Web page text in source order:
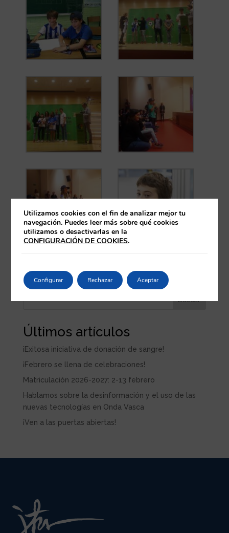
Buscar
Últimos artículos
¡Exitosa iniciativa de donación de sangre!
¡Febrero se llena de celebraciones!
Matriculación 2026-2027: 2-13 febrero
Hablamos sobre la desinformación y el uso de las
nuevas tecnologías en Onda Vasca
¡Ven a las puertas abiertas!
Utilizamos cookies con el fin de analizar mejor tu
navegación. Puedes leer más sobre qué cookies
utilizamos o desactivarlas en la
CONFIGURACIÓN DE COOKIES.
Aceptar
Rechazar
Configurar